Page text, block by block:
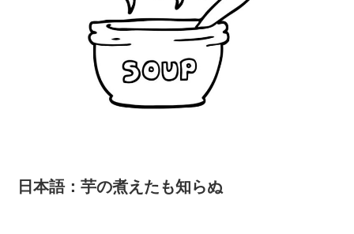
日本語：芋の煮えたも知らぬ